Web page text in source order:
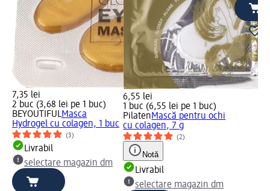
7,35 lei
2 buc (3,68 lei pe 1 buc)
BEYOUTIFULMasca
Hydrogel cu colagen, 1 buc
(3)
Livrabil
selectare magazin dm
6,55 lei
1 buc (6,55 lei pe 1 buc)
PilatenMască pentru ochi
cu colagen, 7 g
(2)
Notă
Livrabil
selectare magazin dm